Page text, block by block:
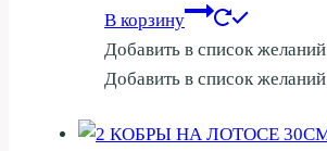
В корзину
Добавить в список желаний
Добавить в список желаний